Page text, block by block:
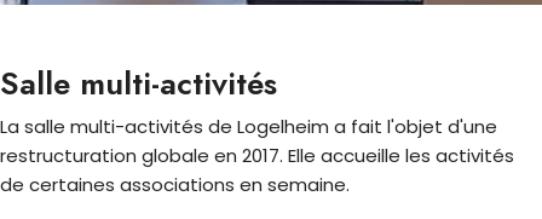
Salle multi-activités
La salle multi-activités de Logelheim a fait l'objet d'une
restructuration globale en 2017. Elle accueille les activités
de certaines associations en semaine.